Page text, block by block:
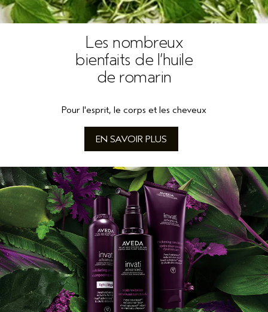
Les nombreux
bienfaits de l’huile
de romarin
Pour l'esprit, le corps et les cheveux
EN SAVOIR PLUS